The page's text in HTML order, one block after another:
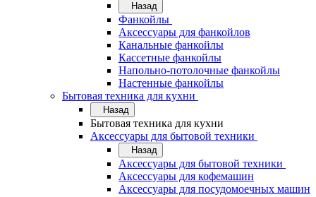
Назад
Фанкойлы
Аксессуары для фанкойлов
Канальные фанкойлы
Кассетные фанкойлы
Напольно-потолочные фанкойлы
Настенные фанкойлы
Бытовая техника для кухни
Назад
Бытовая техника для кухни
Аксессуары для бытовой техники
Назад
Аксессуары для бытовой техники
Аксессуары для кофемашин
Аксессуары для посудомоечных машин